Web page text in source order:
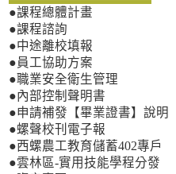
●課程總體計畫
●課程諮詢
●中途離校填報
●員工協助方案
●職業安全衛生管理
●內部控制聲明書
●申請補發【畢業證書】說明
●螺聲校刊電子報
●西螺農工教育儲蓄402專戶
●雲林區-實用技能學程分發